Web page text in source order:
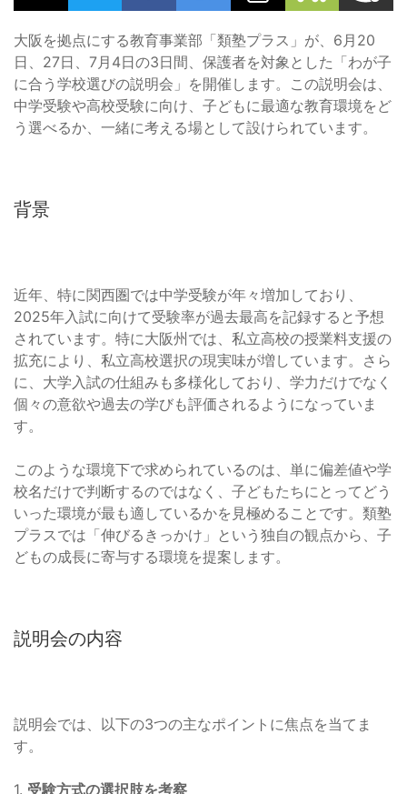
大阪を拠点にする教育事業部「類塾プラス」が、6月20
日、27日、7月4日の3日間、保護者を対象とした「わが子
に合う学校選びの説明会」を開催します。この説明会は、
中学受験や高校受験に向け、子どもに最適な教育環境をど
う選べるか、一緒に考える場として設けられています。
背景
近年、特に関西圏では中学受験が年々増加しており、
2025年入試に向けて受験率が過去最高を記録すると予想
されています。特に大阪州では、私立高校の授業料支援の
拡充により、私立高校選択の現実味が増しています。さら
に、大学入試の仕組みも多様化しており、学力だけでなく
個々の意欲や過去の学びも評価されるようになっていま
す。
このような環境下で求められているのは、単に偏差値や学
校名だけで判断するのではなく、子どもたちにとってどう
いった環境が最も適しているかを見極めることです。類塾
プラスでは「伸びるきっかけ」という独自の観点から、子
どもの成長に寄与する環境を提案します。
説明会の内容
説明会では、以下の3つの主なポイントに焦点を当てま
す。
1. 受験方式の選択肢を考察